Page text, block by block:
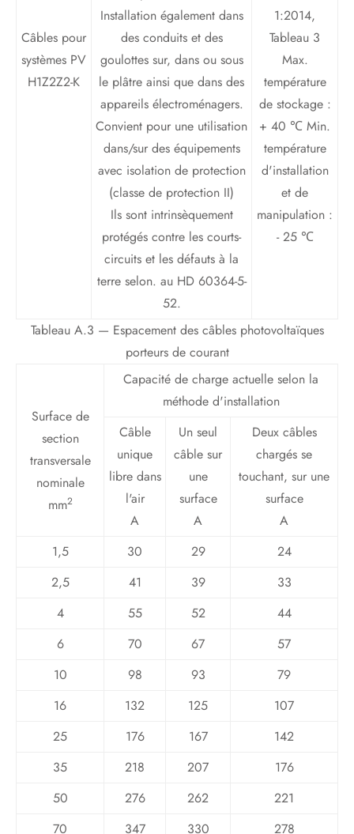
Câbles pour
systèmes PV
H1Z2Z2-K
Installation également dans
des conduits et des
goulottes sur, dans ou sous
le plâtre ainsi que dans des
appareils électroménagers.
Convient pour une utilisation
dans/sur des équipements
avec isolation de protection
(classe de protection II)
Ils sont intrinsèquement
protégés contre les courts-
circuits et les défauts à la
terre selon. au HD 60364-5-
52.
1:2014,
Tableau 3
Max.
température
de stockage :
+ 40 ℃ Min.
température
d'installation
et de
manipulation :
- 25 ℃
Tableau A.3 — Espacement des câbles photovoltaïques
porteurs de courant
Surface de
section
transversale
nominale
mm2
Capacité de charge actuelle selon la
méthode d'installation
Câble
unique
libre dans
l'air
A
Un seul
câble sur
une
surface
A
Deux câbles
chargés se
touchant, sur une
surface
A
1,5
30 29
24
2,5
41 39
33
4
55 52
44
6
70 67
57
10
98 93
79
16
132 125
107
25
176 167
142
35
218 207
176
50
276 262
221
70
347 330
278